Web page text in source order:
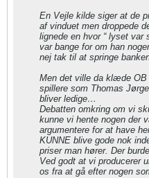
En Vejle kilde siger at de
af vinduet men droppede
lignede en hvor “ lyset var
var bange for om han
nej tak til at springe
Men det ville da klæde OB
spillere som Thomas
bliver ledige…
Debatten omkring om vi
kunne vi hente nogen der
argumentere for at have
KUNNE blive gode nok
priser man hører. Der
Ved godt at vi producerer
os fra at gå efter nogen